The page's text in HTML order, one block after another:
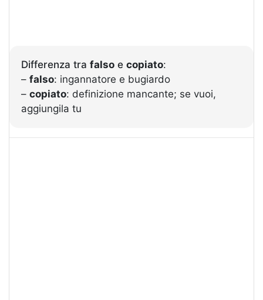
Differenza tra falso e copiato:
– falso: ingannatore e bugiardo
– copiato: definizione mancante; se vuoi,
aggiungila tu